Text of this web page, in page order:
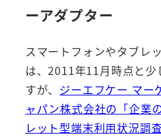
ーアダプター
スマートフォンやタブレ
は、2011年11月時点と少
すが、 ジーエフケー マー
ャパン株式会社の「企業
レット型端末利用状況調査